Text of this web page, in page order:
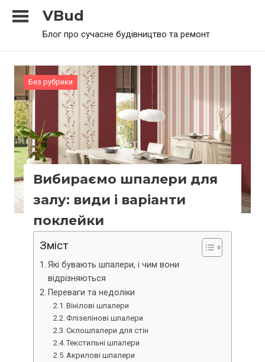
VBud
Блог про сучасне будівництво та ремонт
Без рубрики
Вибираємо шпалери для
залу: види і варіанти
поклейки
Зміст
Які бувають шпалери, і чим вони
відрізняються
Переваги та недоліки
Вінілові шпалери
Флізелінові шпалери
Склошпалери для стін
Текстильні шпалери
Акрилові шпалери